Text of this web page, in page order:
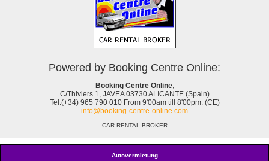
Autovermietung
Powered by Booking Centre Online:
Booking Centre Online,
C/Thiviers 1, JAVEA 03730 ALICANTE (Spain)
Tel.(+34) 965 790 010 From 9'00am till 8'00pm. (CE)
info@booking-centre-online.com
CAR RENTAL BROKER